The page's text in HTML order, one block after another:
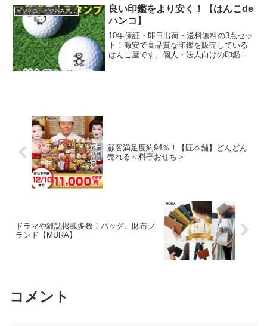
器・国内随時の特殊印刷で360度デザイン
できるコップ類など他にはない商材が充
実しております。■1個から作れる！オリ
ジナルグッズを1個から作れるので、幅広
い層にアピールできます。グッズを作成
するウェブサービスは多数ございます
のME-Qです。■ご利用の幅が広い！年
齢・性別問わず誰でもご利用いただいて
きるデザイン作成シミュレーターをご用
意。お気に入りの写真やイラストなどア
ップするだけでグッズのイメージもわか
り直感的で簡単に作成が可能です。年
齢・性別問わず誰でも利用できるービス
を実現することで、年々ご注文数が大幅
にアップしております。
Kickstarter（キックスターター）にて、
SwitchBotカーテンは世界初の後付けスマ
ートカーテンソリューションとして、グ
ッドデザイン賞2020とIDEA2020を受賞し
ました。従来の工事改造はスマートホー
ムはコストが高いほか、環境にも影響を
スマホでコントロールできます。カーテ
ン：今あるカーテンを簡単にスマートに
をお手伝いします。ボット：いつでもど
こでも、アイディア次第で家のあらゆる
スイッチや家電品をON/OFFにできる指
ロボットです。軽量&コンパクトで、壁ス
イッチ・炊飯器・コーヒーメーカー・給
湯器など様々なスイッチ・ボタンに適用
ビジネス・ビジネスアイテム
良い印鑑をより安く！【はんこde
ハンコ】
10年保証・即日出荷・送料無料の3点セッ
ト！激安で高品質な印鑑を販売している
はんこ屋です。個人・法人向けの印鑑・
顧客満足度約94％！【匠本舗】どんどん
売れる＜料亭おせち＞
ドラマや雑誌掲載多数！バッグ、財布ブ
ランド【MURA】
コメント